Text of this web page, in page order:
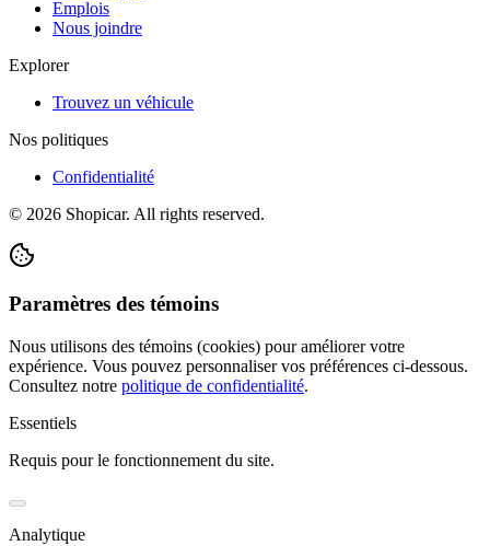
Emplois
Nous joindre
Explorer
Trouvez un véhicule
Nos politiques
Confidentialité
© 2026 Shopicar. All rights reserved.
Paramètres des témoins
Nous utilisons des témoins (cookies) pour améliorer votre
expérience. Vous pouvez personnaliser vos préférences ci-dessous.
Consultez notre politique de confidentialité.
Essentiels
Requis pour le fonctionnement du site.
Analytique